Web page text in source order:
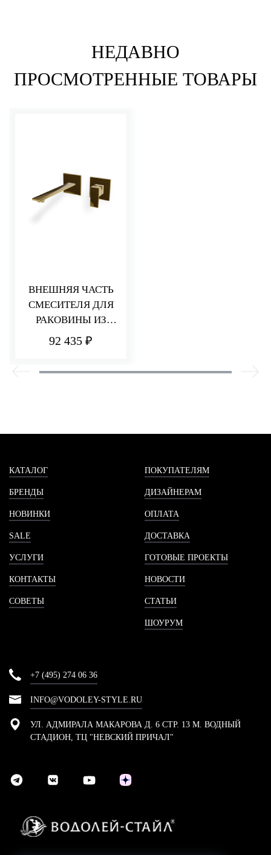
НЕДАВНО
ПРОСМОТРЕННЫЕ ТОВАРЫ
ВНЕШНЯЯ ЧАСТЬ
СМЕСИТЕЛЯ ДЛЯ
РАКОВИНЫ ИЗ
СТЕНЫ 185 ММ Q30
92 435 ₽
КАТАЛОГ
БРЕНДЫ
НОВИНКИ
SALE
УСЛУГИ
КОНТАКТЫ
СОВЕТЫ
ПОКУПАТЕЛЯМ
ДИЗАЙНЕРАМ
ОПЛАТА
ДОСТАВКА
ГОТОВЫЕ ПРОЕКТЫ
НОВОСТИ
СТАТЬИ
ШОУРУМ
+7 (495) 274 06 36
INFO@VODOLEY-STYLE.RU
УЛ. АДМИРАЛА МАКАРОВА Д. 6 СТР. 13 М. ВОДНЫЙ
СТАДИОН, ТЦ "НЕВСКИЙ ПРИЧАЛ"